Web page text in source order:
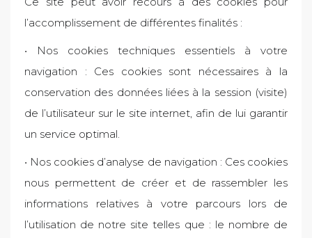
l’accomplissement de différentes finalités :
•
Nos cookies techniques essentiels à votre
navigation : Ces cookies sont nécessaires à la
conservation des données liées à la session (visite)
de l’utilisateur sur le site internet, afin de lui garantir
un service optimal.
• Nos cookies d’analyse de navigation : Ces cookies
nous permettent de créer et de rassembler les
informations relatives à votre parcours lors de
l’utilisation de notre site telles que : le nombre de